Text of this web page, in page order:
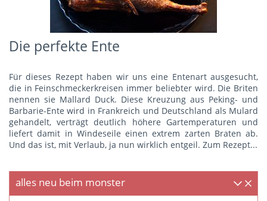
Die perfekte Ente
Für dieses Rezept haben wir uns eine Entenart ausgesucht,
die in Feinschmeckerkreisen immer beliebter wird. Die Briten
nennen sie Mallard Duck. Diese Kreuzung aus Peking- und
Barbarie-Ente wird in Frankreich und Deutschland als Mulard
gehandelt, verträgt deutlich höhere Gartemperaturen und
liefert damit in Windeseile einen extrem zarten Braten ab.
Und das ist, mit Verlaub, ja nun wirklich entgeil. Zum Rezept...
alles neu beim monster